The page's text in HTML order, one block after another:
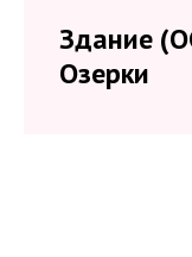
Здание
Озерки